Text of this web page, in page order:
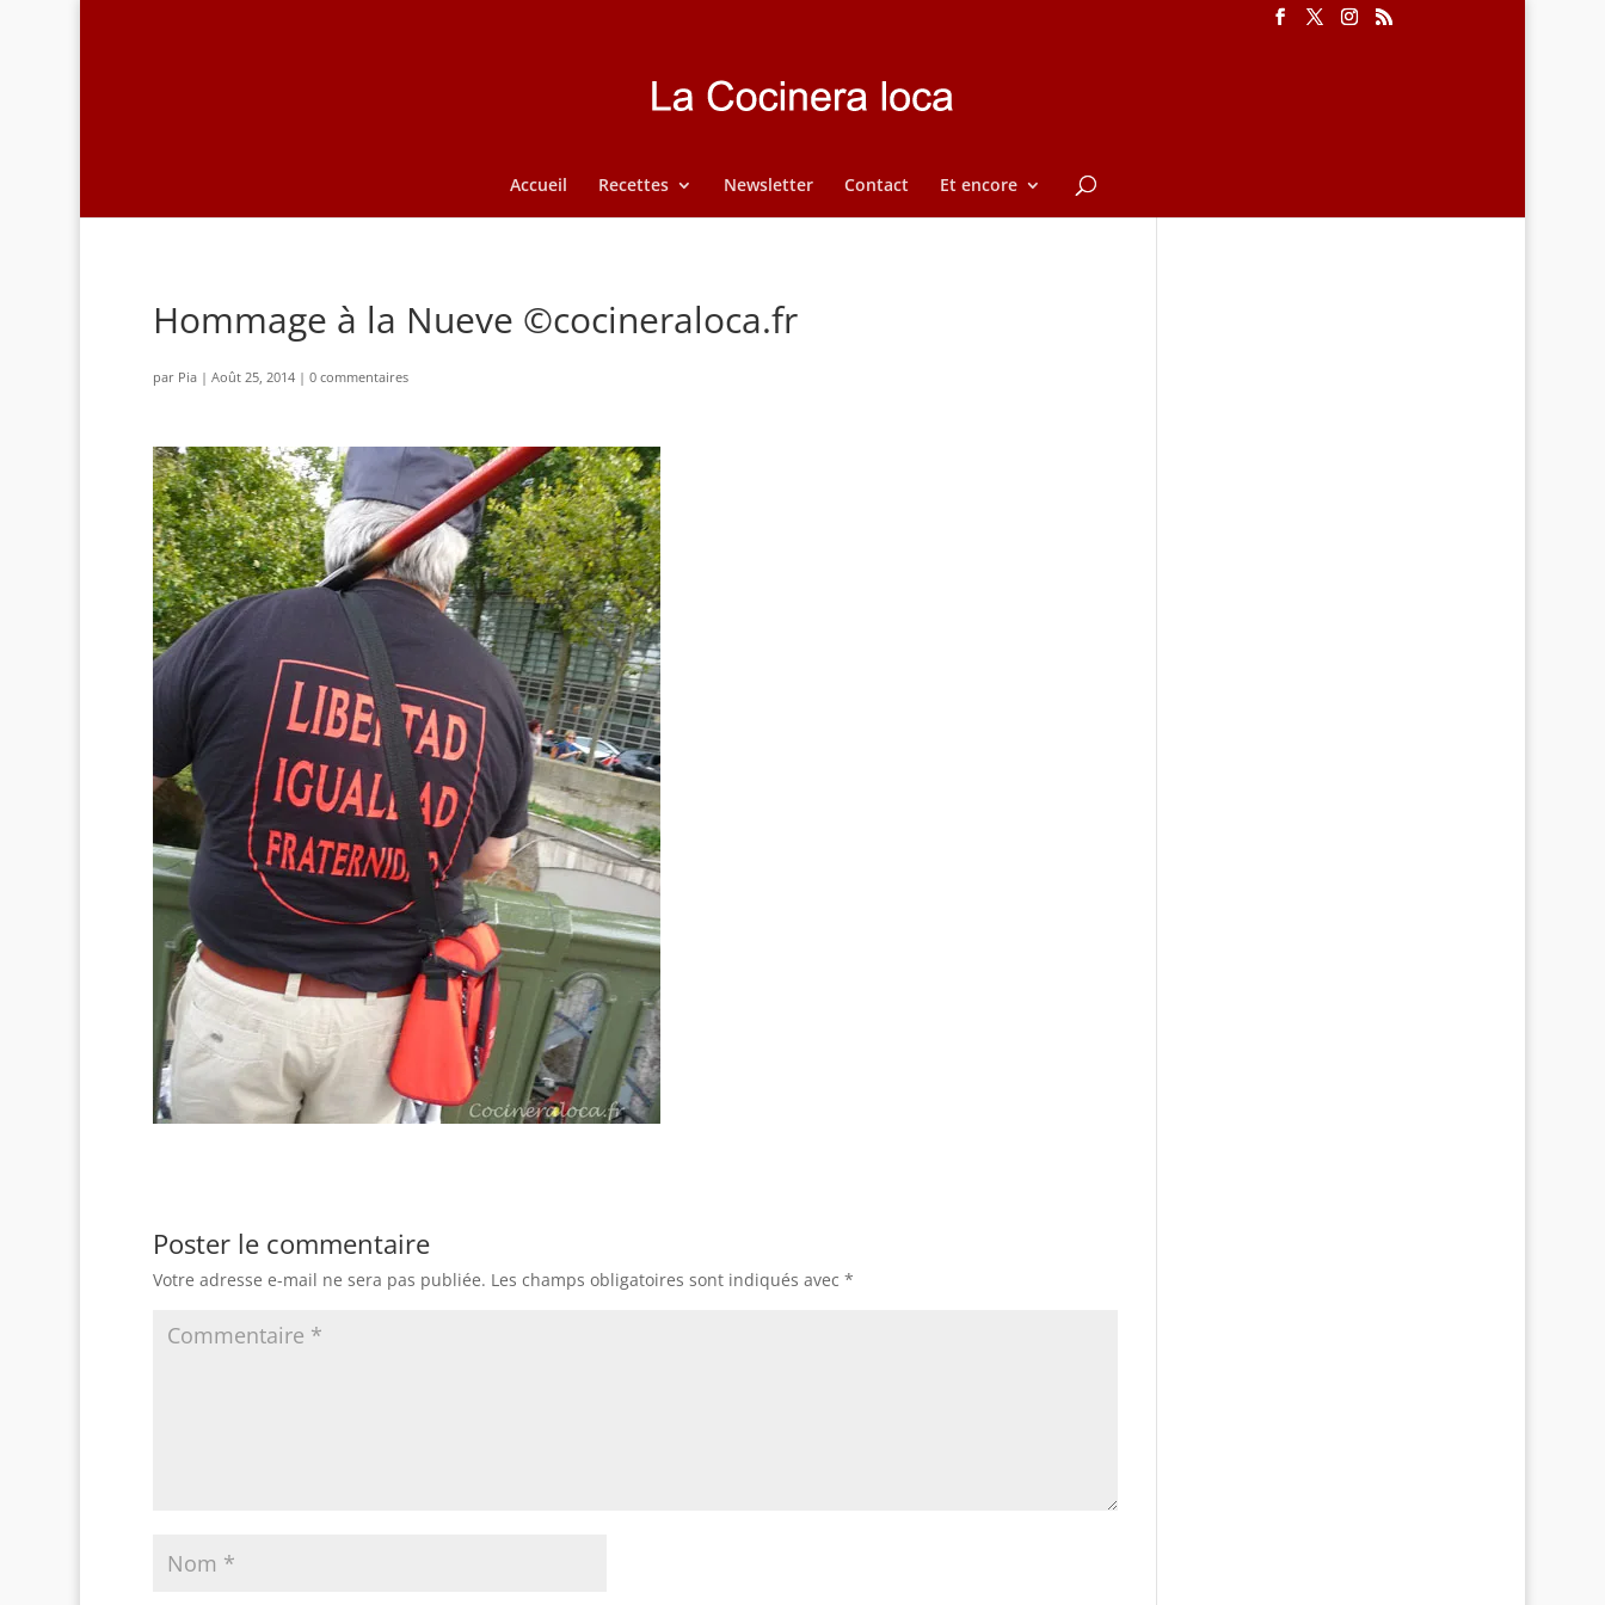
Accueil Recettes Newsletter Contact Et encore
Hommage à la Nueve ©cocineraloca.fr
par Pia| Août 25, 2014| 0 commentaires
Poster le commentaire
Votre adresse e-mail ne sera pas publiée. Les champs obligatoires sont indiqués avec *